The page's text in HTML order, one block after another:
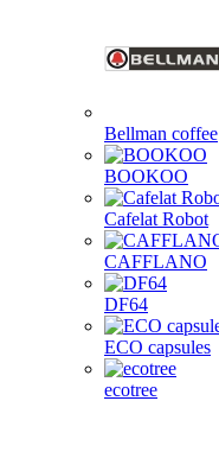
Bellman coffee
BOOKOO
Cafelat Robot
CAFFLANO
DF64
ECO capsules
ecotree